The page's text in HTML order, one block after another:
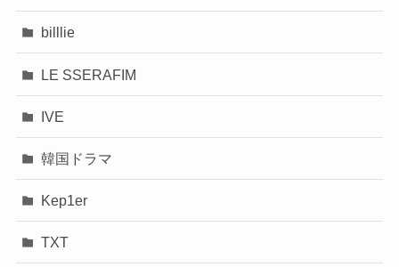
billlie
LE SSERAFIM
IVE
韓国ドラマ
Kep1er
TXT